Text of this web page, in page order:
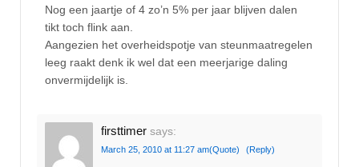
Nog een jaartje of 4 zo’n 5% per jaar blijven dalen
tikt toch flink aan.
Aangezien het overheidspotje van steunmaatregelen
leeg raakt denk ik wel dat een meerjarige daling
onvermijdelijk is.
firsttimer says:
March 25, 2010 at 11:27 am(Quote) (Reply)